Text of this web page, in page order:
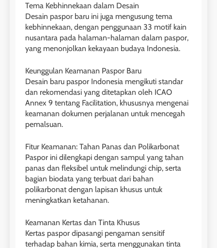
LEIDEN INSTITUTE
28
Jadwal Kursus IELTS Online
LEIDEN INSTITUTE
29
Perbedaan Antara IELTS
1
Online IELTS Courses
LEIDEN INSTITUTE
🎓 ScholarPath by Leiden
40
Batch VII : 31 Maret – 28 April
2023
Tema Kebhinnekaan dalam Desain
Desain paspor baru ini juga mengusung tema
kebhinnekaan, dengan penggunaan 33 motif kain
nusantara pada halaman-halaman dalam paspor,
yang menonjolkan kekayaan budaya Indonesia.
Keunggulan Keamanan Paspor Baru
Desain baru paspor Indonesia mengikuti standar
dan rekomendasi yang ditetapkan oleh ICAO
Annex 9 tentang Facilitation, khususnya mengenai
keamanan dokumen perjalanan untuk mencegah
pemalsuan.
Fitur Keamanan: Tahan Panas dan Polikarbonat
Paspor ini dilengkapi dengan sampul yang tahan
panas dan fleksibel untuk melindungi chip, serta
bagian biodata yang terbuat dari bahan
polikarbonat dengan lapisan khusus untuk
meningkatkan ketahanan.
Keamanan Kertas dan Tinta Khusus
Kertas paspor dipasangi pengaman sensitif
terhadap bahan kimia, serta menggunakan tinta